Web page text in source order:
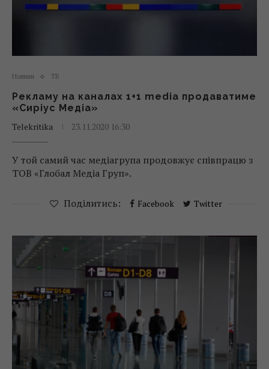
Новини ТБ
Рекламу на каналах 1+1 media продаватиме
«Сиріус Медіа»
Telekritika
23.11.2020 16:30
У той самий час медіагрупа продовжує співпрацю з
ТОВ «Глобал Медіа Груп».
Поділитись: Facebook Twitter